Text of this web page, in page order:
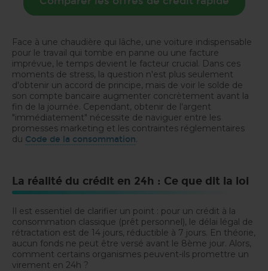
Face à une chaudière qui lâche, une voiture indispensable
pour le travail qui tombe en panne ou une facture
imprévue, le temps devient le facteur crucial. Dans ces
moments de stress, la question n'est plus seulement
d'obtenir un accord de principe, mais de voir le solde de
son compte bancaire augmenter concrètement avant la
fin de la journée. Cependant, obtenir de l'argent
"immédiatement" nécessite de naviguer entre les
promesses marketing et les contraintes réglementaires
du Code de la consommation.
La réalité du crédit en 24h : Ce que dit la loi
Il est essentiel de clarifier un point : pour un crédit à la
consommation classique (prêt personnel), le délai légal de
rétractation est de 14 jours, réductible à 7 jours. En théorie,
aucun fonds ne peut être versé avant le 8ème jour. Alors,
comment certains organismes peuvent-ils promettre un
virement en 24h ?